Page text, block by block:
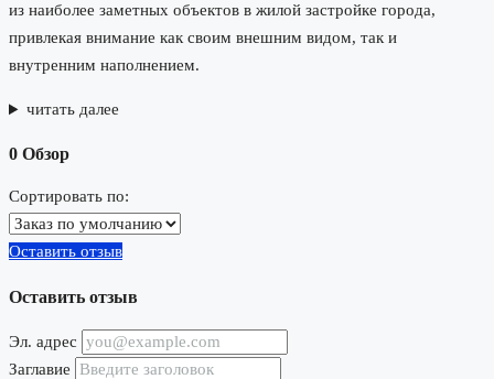
из наиболее заметных объектов в жилой застройке города,
привлекая внимание как своим внешним видом, так и
внутренним наполнением.
читать далее
0 Обзор
Сортировать по:
Оставить отзыв
Оставить отзыв
Эл. адрес
Заглавие